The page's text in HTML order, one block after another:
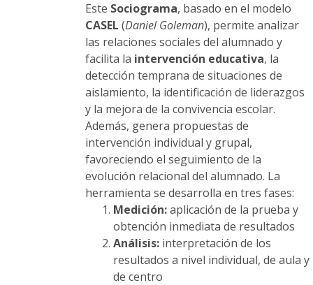
Este Sociograma, basado en el modelo
CASEL (Daniel Goleman), permite analizar
las relaciones sociales del alumnado y
facilita la intervención educativa, la
detección temprana de situaciones de
aislamiento, la identificación de liderazgos
y la mejora de la convivencia escolar.
Además, genera propuestas de
intervención individual y grupal,
favoreciendo el seguimiento de la
evolución relacional del alumnado. La
herramienta se desarrolla en tres fases:
Medición:aplicación de la prueba y
obtención inmediata de resultados
Análisis:interpretación de los
resultados a nivel individual, de aula y
de centro